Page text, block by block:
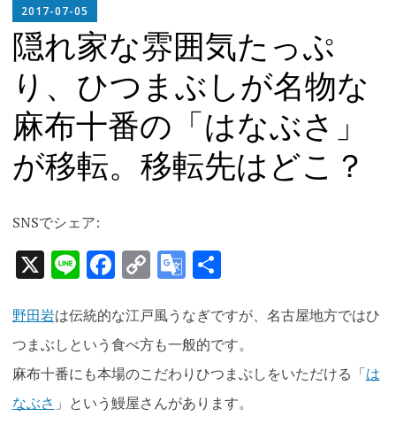
ン
テ
ン
ツ
へ
ス
キ
ッ
プ
2017-07-05
CHIEF
隠れ家な雰囲気たっぷ
り、ひつまぶしが名物な
麻布十番の「はなぶさ」
が移転。移転先はどこ？
SNSでシェア:
X LineFacebook
CopyGoogle
共
野田岩は伝統的な江戸風うなぎですが、名古屋地方ではひ
つまぶしという食べ方も一般的です。
麻布十番にも本場のこだわりひつまぶしをいただける「は
なぶさ 」という鰻屋さんがあります。